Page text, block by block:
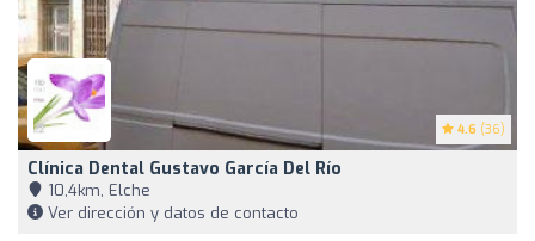
4.6 (36)
Clínica Dental Gustavo García Del Río
10,4km, Elche
Ver dirección y datos de contacto